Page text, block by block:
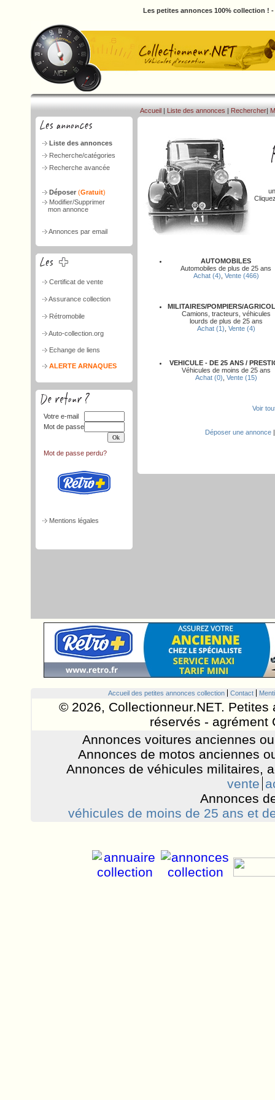
Les petites annonces 100% collection !
Liste des annonces
Recherche/catégories
Recherche avancée
Déposer (Gratuit)
Modifier/Supprimer
mon annonce
Annonces par email
Certificat de vente
Assurance collection
Rétromobile
Auto-collection.org
Echange de liens
ALERTE ARNAQUES
Votre e-mail
Mot de passe
Mot de passe perdu?
Mentions légales
Accueil | Liste des annonces | Rechercher|
AUTOMOBILES
Automobiles de plus de 25 ans
Achat (4) Vente (466)
MILITAIRES/POMPIERS/
Camions, tracteurs, véhicules
lourds de plus de 25 ans
Achat (1) Vente (4)
VEHICULE - DE 25 ANS /
Véhicules de moins de 25 ans
Achat (0) Vente (15)
Voir
Déposer une annonce
Accueil des petites annonces collection Contact
© 2026, Collectionneur.NET.
réservés - agrément
Annonces voitures anciennes
Annonces de motos anciennes
Annonces de véhicules militaires,
vente
Annonces
véhicules de moins de 25 ans et